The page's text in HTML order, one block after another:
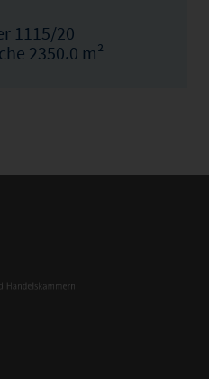
1115/20
2350.0 m²